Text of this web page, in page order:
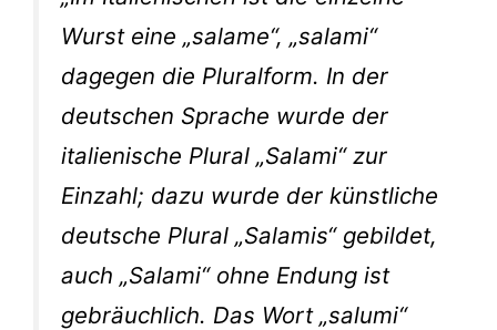
Wurst eine „salame“, „salami“
dagegen die Pluralform. In der
deutschen Sprache wurde der
italienische Plural „Salami“ zur
Einzahl; dazu wurde der künstliche
deutsche Plural „Salamis“ gebildet,
auch „Salami“ ohne Endung ist
gebräuchlich. Das Wort „salumi“